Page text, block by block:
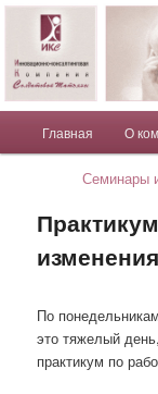
Компания
Главное меню
Перейти к
Перейти к
Главная О
Семинары
По
это тяжелый
практикум по